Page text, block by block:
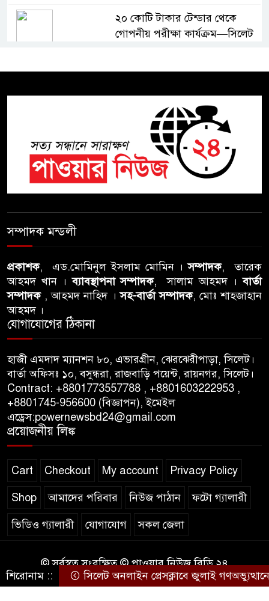
২০ কোটি টাকার টেন্ডার থেকে
গোপনীয় পরীক্ষা কার্যক্রম—সিলেট
সিলেটে চিকিৎসকের কিশোর ছেলের
ঝুলন্ত মরদেহ উদ্ধার
শতাব্দী রায়ের বাড়িতে বিদ্রোহীদের
বৈঠক, পশ্চিমবঙ্গে তৃনমূলে ভাঙনের
ইঙ্গিত !
বিএনপি নেতার ওপর হামলার
আবু তালহা চৌধুরী দ্বিতীয় বারের
মত টাওয়ার হ‍্যামলেটস কাউন্সিলের
গণবিজ্ঞপ্তি নিয়ে সিলেট অনলাইন
প্রেসক্লাবে বিশ্ব মুক্ত গণমাধ্যম দিবসে
সমালোচনা
সিলেটে ব্যাডমিন্টন তারকাদের
সম্পাদক মন্ডলী
প্রকাশক, এড.মোমিনুল ইসলাম মোমিন ।সম্পাদক, তারেক
আহমদ খান ।ব্যাবস্থাপনা সম্পাদক, সালাম আহমদ ।বার্তা
সম্পাদক, আহমদ নাহিদ ।সহ-বার্তা সম্পাদক, মোঃ শাহজাহান
আহমদ ।
যোগাযোগের ঠিকানা
হাজী এমদাদ ম্যানশন ৮০, এভারগ্রীন, ঝেরঝেরীপাড়া, সিলেট।
বার্তা অফিসঃ ১০, বসুন্ধরা, রাজবাড়ি পয়েন্ট, রায়নগর, সিলেট।
Contract: +8801773557788 , +8801603222953 ,
+8801745-956600 (বিজ্ঞাপন), ইমেইল
এড্রেস:powernewsbd24@gmail.com
প্রয়োজনীয় লিঙ্ক
Cart Checkout My account Privacy Policy
Shop আমাদের পরিবার নিউজ পাঠান ফটো গ্যালারী
ভিডিও গ্যালারী যোগাযোগ সকল জেলা
© সর্বস্বত্ব সংরক্ষিত © পাওয়ার নিউজ বিডি ২৪
কারিগরি সহযোগিতায়ঃWEB DESIGN BD
শিরোনাম :: সিলেট অনলাইন প্রেসক্লাবে জুলাই গণঅভ্যুত্থানের